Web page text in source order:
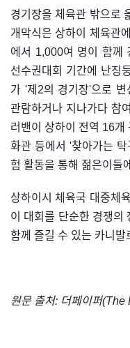
경기장을 체육관 밖으로
개막식은 상하이 체육관
에서 1,000여 명이 함께
선수권대회 기간에 난징
가 '제2의 경기장'으로
관람하거나 지나가다 참
러밴이 상하이 전역 16개
화관 등에서 '찾아가는
험 활동을 통해 젊은이들
상하이시 체육국 대중체
이 대회를 단순한 경쟁의
함께 즐길 수 있는 카니
원문 출처: 더페이퍼